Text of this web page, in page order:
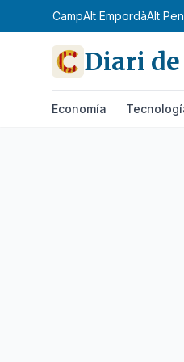
Alt CampAlt EmpordàAlt
Diari
Economía